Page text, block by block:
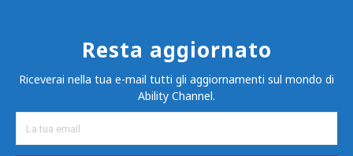
Resta aggiornato
Riceverai nella tua e-mail tutti gli aggiornamenti sul mondo di
Ability Channel.